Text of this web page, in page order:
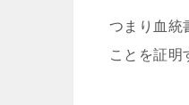
つまり血統
ことを証明